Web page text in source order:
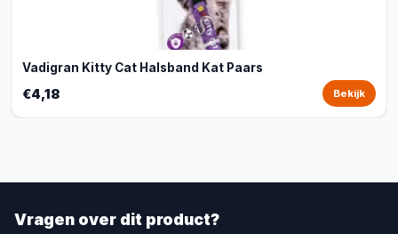
Vadigran Kitty Cat Halsband Kat Paars
€4,18 Bekijk
Vragen over dit product?